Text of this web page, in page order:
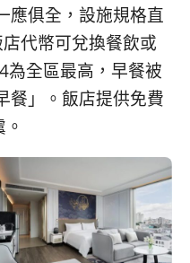
應俱全，設施規格直
代幣可兌換餐飲或
為全區最高，早餐被
餐」。飯店提供免費